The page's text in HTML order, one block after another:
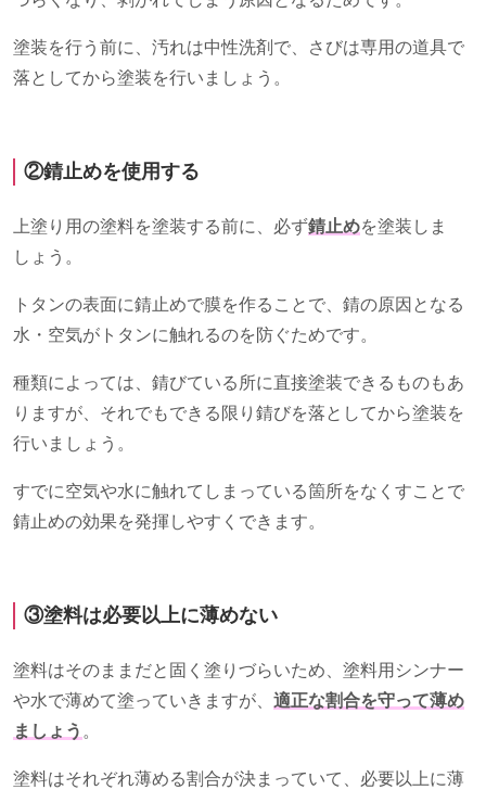
塗装を行う前に、汚れは中性洗剤で、さびは専用の道具で
落としてから塗装を行いましょう。
②錆止めを使用する
上塗り用の塗料を塗装する前に、必ず錆止めを塗装しま
しょう。
トタンの表面に錆止めで膜を作ることで、錆の原因となる
水・空気がトタンに触れるのを防ぐためです。
種類によっては、錆びている所に直接塗装できるものもあ
りますが、それでもできる限り錆びを落としてから塗装を
行いましょう。
すでに空気や水に触れてしまっている箇所をなくすことで
錆止めの効果を発揮しやすくできます。
③塗料は必要以上に薄めない
塗料はそのままだと固く塗りづらいため、塗料用シンナー
や水で薄めて塗っていきますが、 適正な割合を守って薄め
ましょう 。
塗料はそれぞれ薄める割合が決まっていて、必要以上に薄